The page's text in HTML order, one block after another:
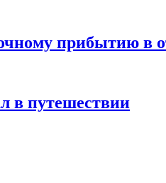
прибытию в
в путешествии